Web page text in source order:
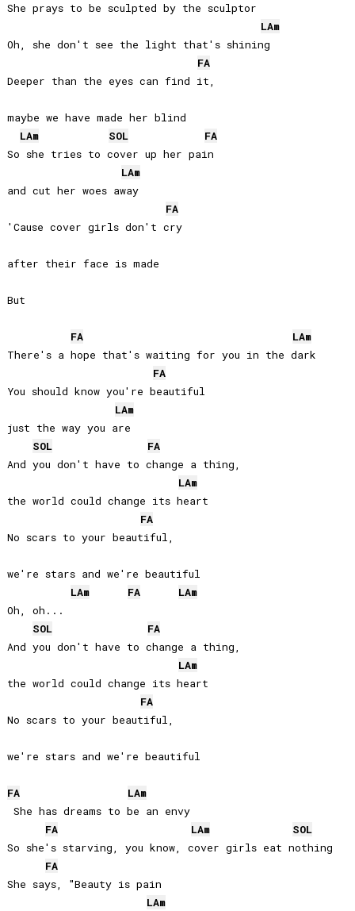
She prays to be sculpted by the sculptor
LAm
Oh, she don't see the light that's shining
FA
Deeper than the eyes can find it,
maybe we have made her blind
LAm SOL
FA
So she tries to cover up her pain
LAm
and cut her woes away
FA
'Cause cover girls don't cry
after their face is made
But
FA LAm
There's a hope that's waiting for you in the dark
FA
You should know you're beautiful
LAm
just the way you are
SOL
FA
And you don't have to change a thing,
LAm
the world could change its heart
FA
No scars to your beautiful,
we're stars and we're beautiful
LAm FA LAm
Oh, oh...
SOL
FA
And you don't have to change a thing,
LAm
the world could change its heart
FA
No scars to your beautiful,
we're stars and we're beautiful
FA LAm
She has dreams to be an envy
FA
LAm
SOL
So she's starving, you know, cover girls eat nothing
FA
She says, "Beauty is pain
LAm